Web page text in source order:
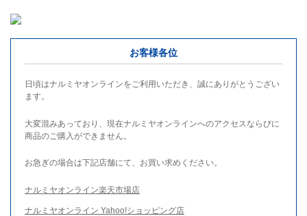
お客様各位
日頃はナルミヤオンラインをご利用いただき、誠にありがとうござい
ます。
大変混みあっており、現在ナルミヤオンラインへのアクセスならびに
商品のご購入ができません。
お急ぎの場合は下記店舗にて、お買い求めください。
ナルミヤオンライン楽天市場店
ナルミヤオンライン Yahoo!ショッピング店